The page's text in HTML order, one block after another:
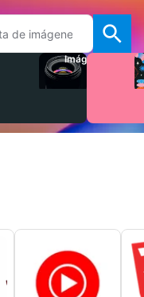
Imágenes